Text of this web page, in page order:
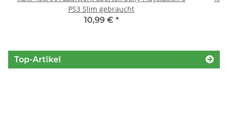
PS3 Slim gebraucht
10,99 € *
Top-Artikel